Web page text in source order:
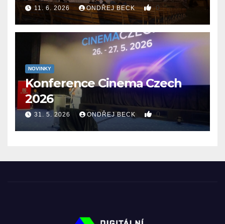
11. 6. 2026 ONDŘEJ BECK 0
NOVINKY
Konference Cinema Czech
2026
31. 5. 2026 ONDŘEJ BECK 0